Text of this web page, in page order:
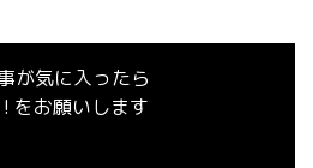
が気に入ったら
をお願いします